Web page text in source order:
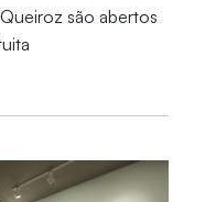
são abertos